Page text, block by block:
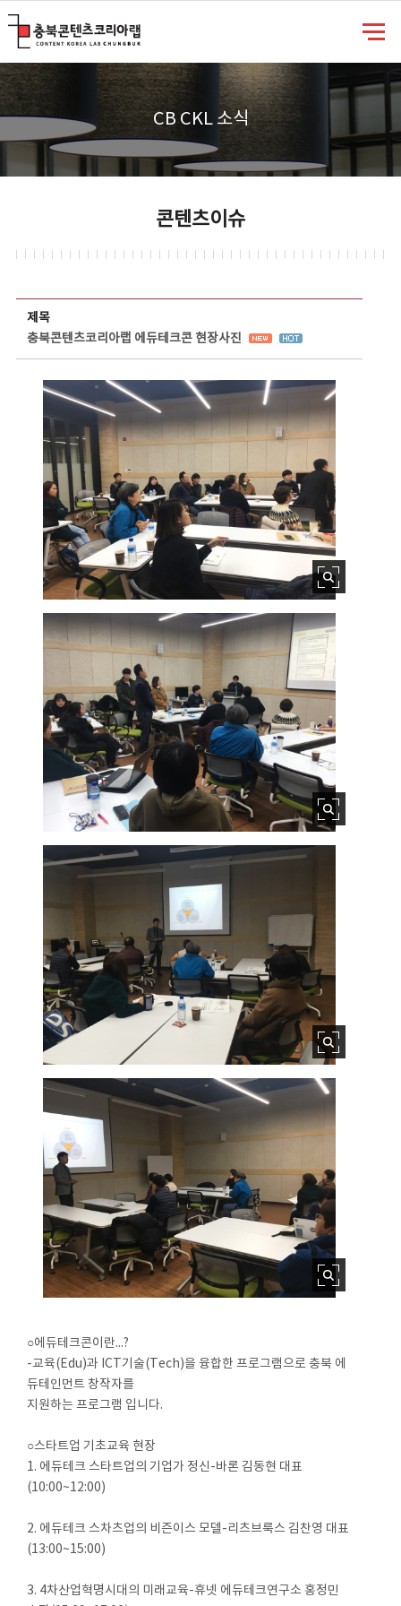
CB CKL 소식
콘텐츠이슈
제목
충북콘텐츠코리아랩 에듀테크콘 현장사진
○에듀테크콘이란...?
-교육(Edu)과 ICT기술(Tech)을 융합한 프로그램으로 충북 에
듀테인먼트 창작자를
지원하는 프로그램 입니다.
○스타트업 기초교육 현장
1. 에듀테크 스타트업의 기업가 정신-바론 김동현 대표
(10:00~12:00)
2. 에듀테크 스차츠업의 비즌이스 모델-리츠브룩스 김찬영 대표
(13:00~15:00)
3. 4차산업혁명시대의 미래교육-휴넷 에듀테크연구소 홍정민